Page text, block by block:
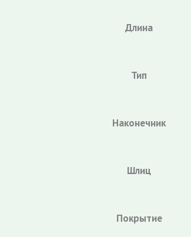
Длина
Тип
Наконечник
Шлиц
Покрытие